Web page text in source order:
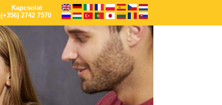
Kapcsolat
(+356) 2742 7570